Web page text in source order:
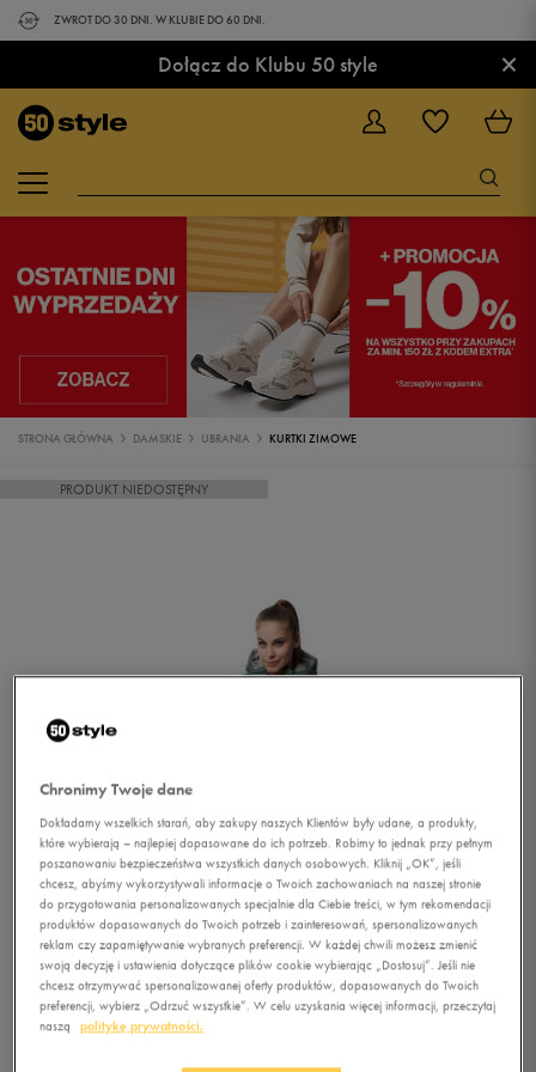
ZWROT DO 30 DNI. W KLUBIE DO 60 DNI.
Dołącz do Klubu 50 style ×
STRONA GŁÓWNA DAMSKIE UBRANIA KURTKI ZIMOWE
PRODUKT NIEDOSTĘPNY
Chronimy Twoje dane
Dokładamy wszelkich starań, aby zakupy naszych Klientów były udane, a produkty,
które wybierają – najlepiej dopasowane do ich potrzeb. Robimy to jednak przy pełnym
poszanowaniu bezpieczeństwa wszystkich danych osobowych. Kliknij „OK”, jeśli
chcesz, abyśmy wykorzystywali informacje o Twoich zachowaniach na naszej stronie
do przygotowania personalizowanych specjalnie dla Ciebie treści, w tym rekomendacji
produktów dopasowanych do Twoich potrzeb i zainteresowań, spersonalizowanych
reklam czy zapamiętywanie wybranych preferencji. W każdej chwili możesz zmienić
swoją decyzję i ustawienia dotyczące plików cookie wybierając „Dostosuj”. Jeśli nie
chcesz otrzymywać spersonalizowanej oferty produktów, dopasowanych do Twoich
preferencji, wybierz „Odrzuć wszystkie”. W celu uzyskania więcej informacji, przeczytaj
naszą
politykę prywatności.